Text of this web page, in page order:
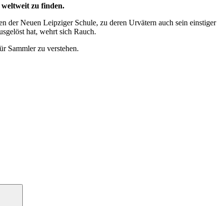
zu finden.
der Neuen Leipziger Schule, zu deren Urvätern auch sein
hat, wehrt sich Rauch.
Sammler zu verstehen.